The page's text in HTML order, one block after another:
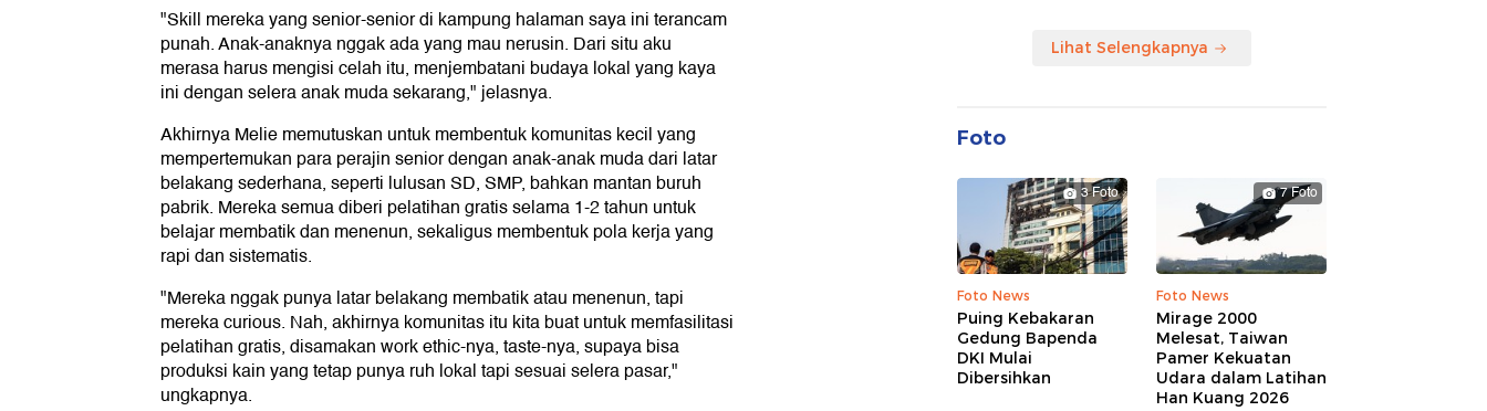
"Skill mereka yang senior-senior di kampung halaman saya ini terancam
punah. Anak-anaknya nggak ada yang mau nerusin. Dari situ aku
merasa harus mengisi celah itu, menjembatani budaya lokal yang kaya
ini dengan selera anak muda sekarang," jelasnya.
Akhirnya Melie memutuskan untuk membentuk komunitas kecil yang
mempertemukan para perajin senior dengan anak-anak muda dari latar
belakang sederhana, seperti lulusan SD, SMP, bahkan mantan buruh
pabrik. Mereka semua diberi pelatihan gratis selama 1-2 tahun untuk
belajar membatik dan menenun, sekaligus membentuk pola kerja yang
rapi dan sistematis.
"Mereka nggak punya latar belakang membatik atau menenun, tapi
mereka curious. Nah, akhirnya komunitas itu kita buat untuk memfasilitasi
pelatihan gratis, disamakan work ethic-nya, taste-nya, supaya bisa
produksi kain yang tetap punya ruh lokal tapi sesuai selera pasar,"
ungkapnya.
Lihat Selengkapnya
Foto
3 Foto
Foto News
Puing Kebakaran
Gedung Bapenda
DKI Mulai
Dibersihkan
7 Foto
Foto News
Mirage 2000
Melesat, Taiwan
Pamer Kekuatan
Udara dalam Latihan
Han Kuang 2026